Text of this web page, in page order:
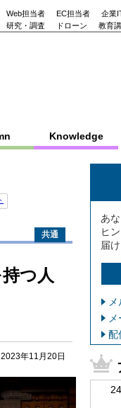
Web担当者 EC担当者 企業
研究・調査
ドローン 教育
Knowledge
共通
つ人
2023年11月20日
あ
ヒ
届け
配